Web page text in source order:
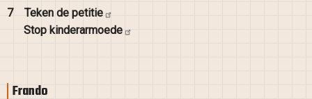
7 Teken de petitie
Stop kinderarmoede
Frando